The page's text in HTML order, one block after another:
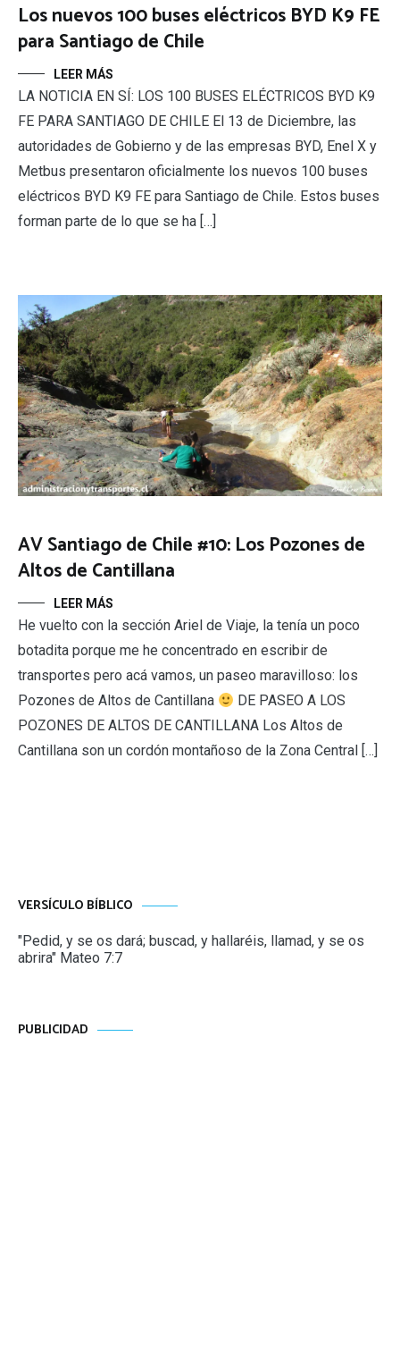
Los nuevos 100 buses eléctricos BYD K9 FE
para Santiago de Chile
LEER MÁS
LA NOTICIA EN SÍ: LOS 100 BUSES ELÉCTRICOS BYD K9
FE PARA SANTIAGO DE CHILE El 13 de Diciembre, las
autoridades de Gobierno y de las empresas BYD, Enel X y
Metbus presentaron oficialmente los nuevos 100 buses
eléctricos BYD K9 FE para Santiago de Chile. Estos buses
forman parte de lo que se ha […]
AV Santiago de Chile #10: Los Pozones de
Altos de Cantillana
LEER MÁS
He vuelto con la sección Ariel de Viaje, la tenía un poco
botadita porque me he concentrado en escribir de
transportes pero acá vamos, un paseo maravilloso: los
Pozones de Altos de Cantillana
DE PASEO A LOS
POZONES DE ALTOS DE CANTILLANA Los Altos de
Cantillana son un cordón montañoso de la Zona Central […]
VERSÍCULO BÍBLICO
"Pedid, y se os dará; buscad, y hallaréis, llamad, y se os
abrira" Mateo 7:7
PUBLICIDAD